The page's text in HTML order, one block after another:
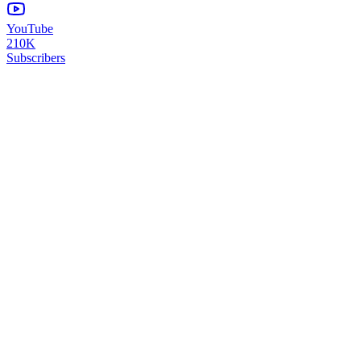
YouTube
210K
Subscribers